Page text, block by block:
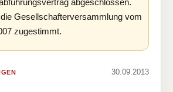
abgeschlossen.
die Gesellschafterversammlung vom
zugestimmt.
30.09.2013